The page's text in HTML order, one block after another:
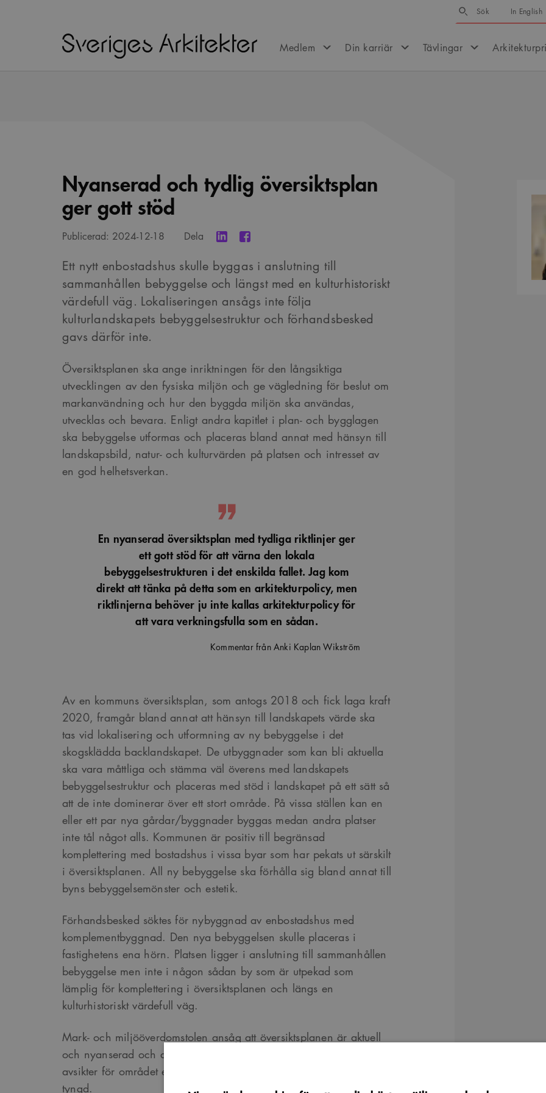
Sök
Sök In English
Medlem Din karriär Tävlingar
Nyanserad och tydlig översiktsplan
ger gott stöd
Publicerad: 2024-12-18 Dela
Ett nytt enbostadshus skulle byggas i anslutning till
sammanhållen bebyggelse och längst med en kulturhistoriskt
värdefull väg. Lokaliseringen ansågs inte följa
kulturlandskapets bebyggelsestruktur och förhandsbesked
gavs därför inte.
Översiktsplanen ska ange inriktningen för den långsiktiga
utvecklingen av den fysiska miljön och ge vägledning för beslut om
markanvändning och hur den byggda miljön ska användas,
utvecklas och bevara. Enligt andra kapitlet i plan- och bygglagen
ska bebyggelse utformas och placeras bland annat med hänsyn till
landskapsbild, natur- och kulturvärden på platsen och intresset av
en god helhetsverkan.
En nyanserad översiktsplan med tydliga riktlinjer ger
ett gott stöd för att värna den lokala
bebyggelsestrukturen i det enskilda fallet. Jag kom
direkt att tänka på detta som en arkitekturpolicy, men
riktlinjerna behöver ju inte kallas arkitekturpolicy för
att vara verkningsfulla som en sådan.
Kommentar från Anki Kaplan Wikström
Av en kommuns översiktsplan, som antogs 2018 och fick laga kraft
2020, framgår bland annat att hänsyn till landskapets värde ska
tas vid lokalisering och utformning av ny bebyggelse i det
skogsklädda backlandskapet. De utbyggnader som kan bli aktuella
ska vara måttliga och stämma väl överens med landskapets
bebyggelsestruktur och placeras med stöd i landskapet på ett sätt så
att de inte dominerar över ett stort område. På vissa ställen kan en
eller ett par nya gårdar/byggnader byggas medan andra platser
inte tål något alls. Kommunen är positiv till begränsad
komplettering med bostadshus i vissa byar som har pekats ut särskilt
i översiktsplanen. All ny bebyggelse ska förhålla sig bland annat till
byns bebyggelsemönster och estetik.
Förhandsbesked söktes för nybyggnad av enbostadshus med
komplementbyggnad. Den nya bebyggelsen skulle placeras i
fastighetens ena hörn. Platsen ligger i anslutning till sammanhållen
bebyggelse men inte i någon sådan by som är utpekad som
lämplig för komplettering i översiktsplanen och längs en
kulturhistoriskt värdefull väg.
Mark- och miljööverdomstolen ansåg att översiktsplanen är aktuell
och nyanserad och att den ger tydliga riktlinjer. Kommunens
avsikter för området enligt översiktsplanen måste därför ges särskild
tyngd.